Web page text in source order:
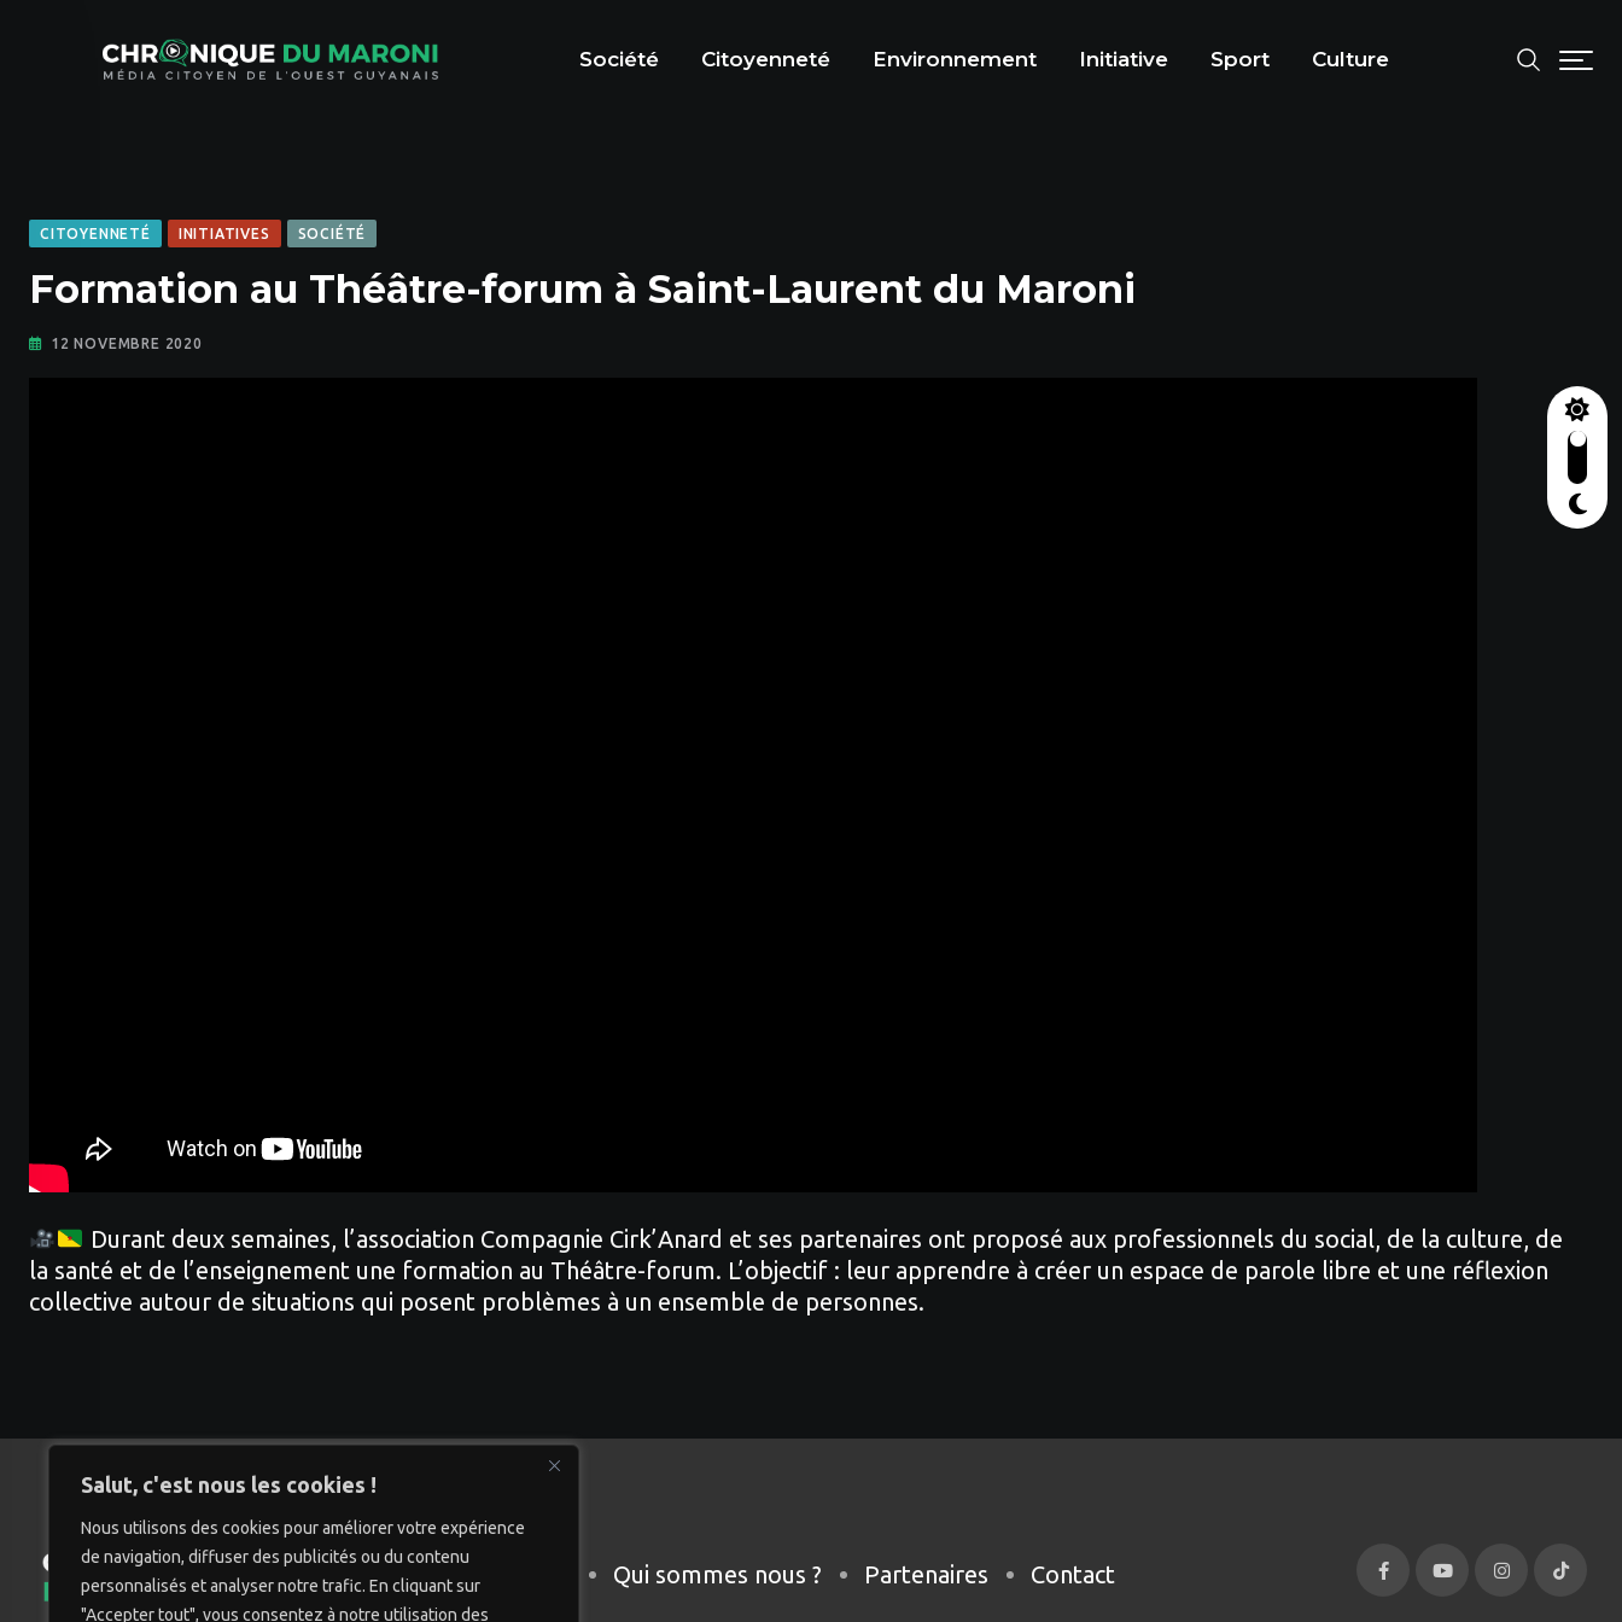
Salut, c'est nous les cookies !
Nous utilisons des cookies pour améliorer votre expérience
de navigation, diffuser des publicités ou du contenu
personnalisés et analyser notre trafic. En cliquant sur
"Accepter tout", vous consentez à notre utilisation des
Société Citoyenneté Environnement Initiative Sport Culture
CITOYENNETÉ INITIATIVES SOCIÉTÉ
Formation au Théâtre-forum à Saint-Laurent du Maroni
12 NOVEMBRE 2020
Durant deux semaines, l’association Compagnie Cirk’Anard et ses partenaires ont proposé aux professionnels du social, de la culture, de
la santé et de l’enseignement une formation au Théâtre-forum. L’objectif : leur apprendre à créer un espace de parole libre et une réflexion
collective autour de situations qui posent problèmes à un ensemble de personnes.
Qui sommes nous ? Partenaires Contact